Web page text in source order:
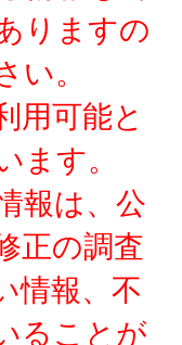
りますの
。
用可能と
す。
報は、公
正の調査
情報、不
ることが